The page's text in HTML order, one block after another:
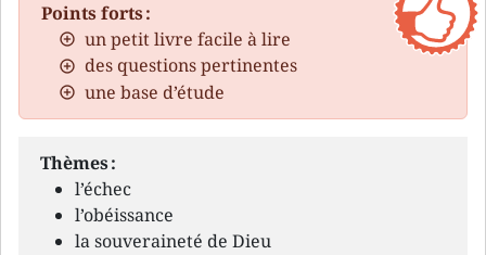
Points forts :
un petit livre facile à lire
des questions pertinentes
une base d’étude
Thèmes :
l’échec
l’obéissance
la souveraineté de Dieu